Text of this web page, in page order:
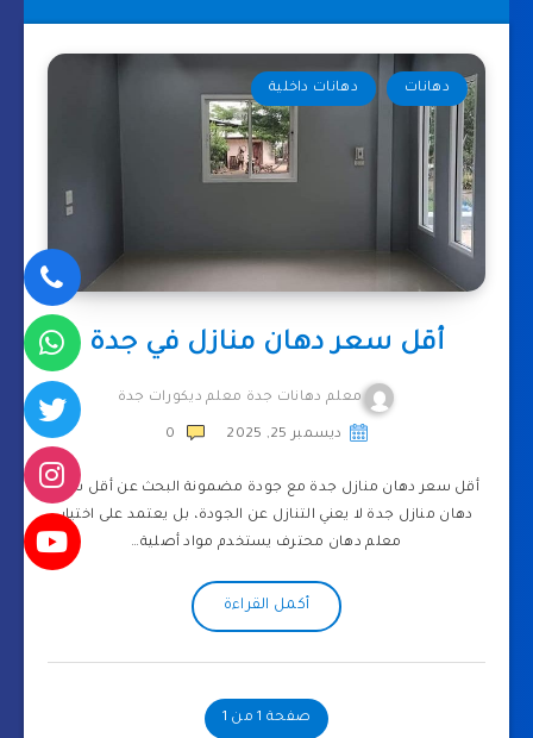
دهانات دهانات داخلية
أقل سعر دهان منازل في جدة
معلم دهانات جدة معلم ديكورات جدة
ديسمبر 25, 2025 0
أقل سعر دهان منازل جدة مع جودة مضمونة البحث عن أقل سعر
دهان منازل جدة لا يعني التنازل عن الجودة، بل يعتمد على اختيار
معلم دهان محترف يستخدم مواد أصلية…
أكمل القراءة
صفحة 1 من 1